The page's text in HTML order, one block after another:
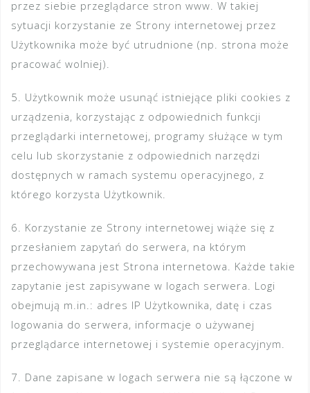
przez siebie przeglądarce stron www. W takiej
sytuacji korzystanie ze Strony internetowej przez
Użytkownika może być utrudnione (np. strona może
pracować wolniej).
5. Użytkownik może usunąć istniejące pliki cookies z
urządzenia, korzystając z odpowiednich funkcji
przeglądarki internetowej, programy służące w tym
celu lub skorzystanie z odpowiednich narzędzi
dostępnych w ramach systemu operacyjnego, z
którego korzysta Użytkownik.
6. Korzystanie ze Strony internetowej wiąże się z
przesłaniem zapytań do serwera, na którym
przechowywana jest Strona internetowa. Każde takie
zapytanie jest zapisywane w logach serwera. Logi
obejmują m.in.: adres IP Użytkownika, datę i czas
logowania do serwera, informacje o używanej
przeglądarce internetowej i systemie operacyjnym.
7. Dane zapisane w logach serwera nie są łączone w